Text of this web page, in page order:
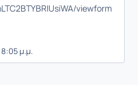
viewform
μ.μ.